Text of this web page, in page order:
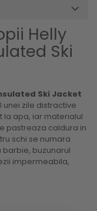
Helly
Ski
Ski Jacket
zile distractive
la apa, iar materialul
pastreaza caldura in
schi se numara
buzunarul
impermeabila,